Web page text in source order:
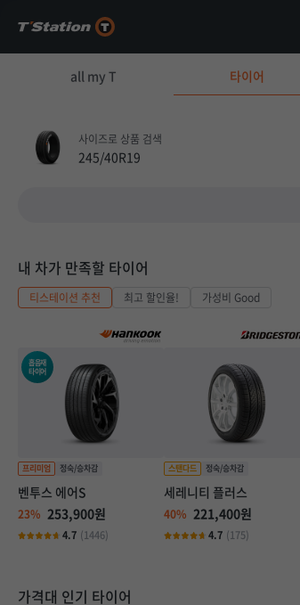
all my T 타이어
사이즈로 상품 검색
245/40R19
내 차가 만족할 타이어
티스테이션 추천 최고 할인율! 가성비 Good
흡음재
타이어
벤투스 에어S
23% 253,900원
4.7 (1446)
세레니티 플러스
40% 221,400원
4.7 (175)
가격대 인기 타이어